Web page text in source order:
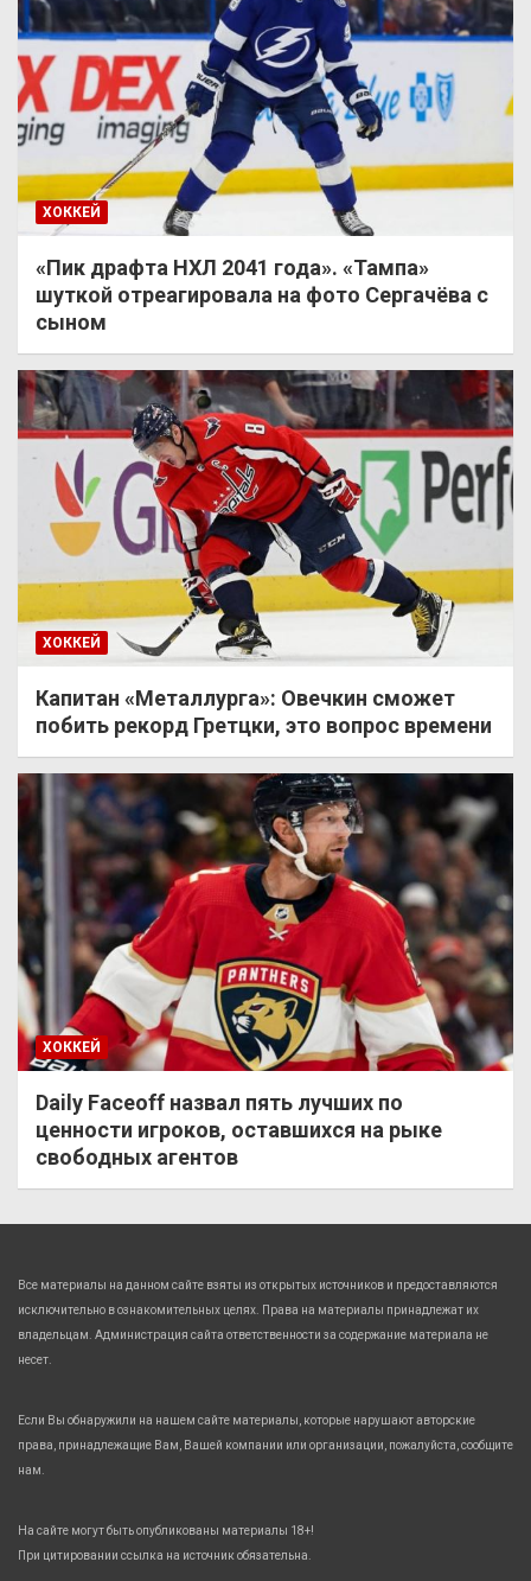
ХОККЕЙ
«Пик драфта НХЛ 2041 года». «Тампа»
шуткой отреагировала на фото Сергачёва с
сыном
ХОККЕЙ
Капитан «Металлурга»: Овечкин сможет
побить рекорд Гретцки, это вопрос времени
ХОККЕЙ
Daily Faceoff назвал пять лучших по
ценности игроков, оставшихся на рыке
свободных агентов
Все материалы на данном сайте взяты из открытых источников и предоставляются
исключительно в ознакомительных целях. Права на материалы принадлежат их
владельцам. Администрация сайта ответственности за содержание материала не
несет.
Если Вы обнаружили на нашем сайте материалы, которые нарушают авторские
права, принадлежащие Вам, Вашей компании или организации, пожалуйста, сообщите
нам.
На сайте могут быть опубликованы материалы 18+!
При цитировании ссылка на источник обязательна.